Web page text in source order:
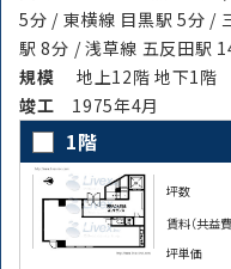
5分 / 東横線 目黒駅 5分 /
駅 8分 / 浅草線 五反田駅
規模
地上12階 地下1階
竣⼯ 1975年4月
1階
坪数
賃料（共益費
坪単価